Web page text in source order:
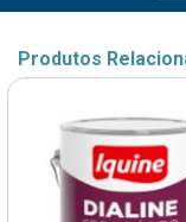
Produtos